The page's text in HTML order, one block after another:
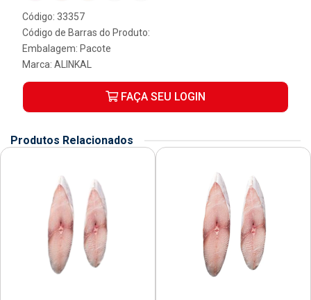
Código: 33357
Código de Barras do Produto:
Embalagem: Pacote
Marca: ALINKAL
FAÇA SEU LOGIN
Produtos Relacionados